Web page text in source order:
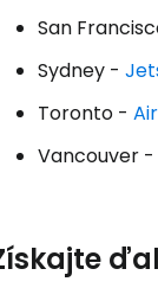
San
Sydney -
Toronto -
Vancouver -